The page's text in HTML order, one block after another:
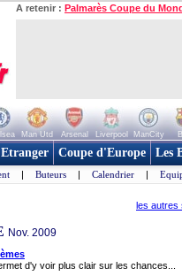
A retenir : Palmarès Coupe du
Man Utd Arsenal Liverpool ManCity
Etranger Coupe d'Europe Les
| Buteurs | Calendrier |
les autres
Nov. 2009
d'y voir plus clair sur les chances...